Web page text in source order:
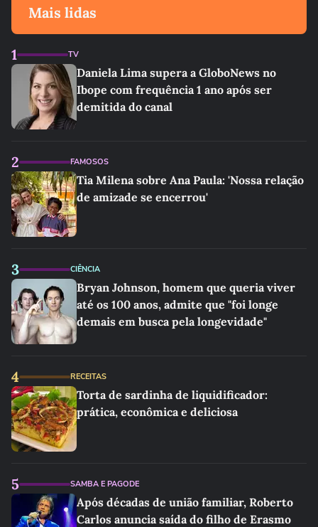
Mais lidas
1 TV
Daniela Lima supera a GloboNews no
Ibope com frequência 1 ano após ser
demitida do canal
2 FAMOSOS
Tia Milena sobre Ana Paula: 'Nossa relação
de amizade se encerrou'
3 CIÊNCIA
Bryan Johnson, homem que queria viver
até os 100 anos, admite que "foi longe
demais em busca pela longevidade"
4 RECEITAS
Torta de sardinha de liquidificador:
prática, econômica e deliciosa
5 SAMBA E PAGODE
Após décadas de união familiar, Roberto
Carlos anuncia saída do filho de Erasmo